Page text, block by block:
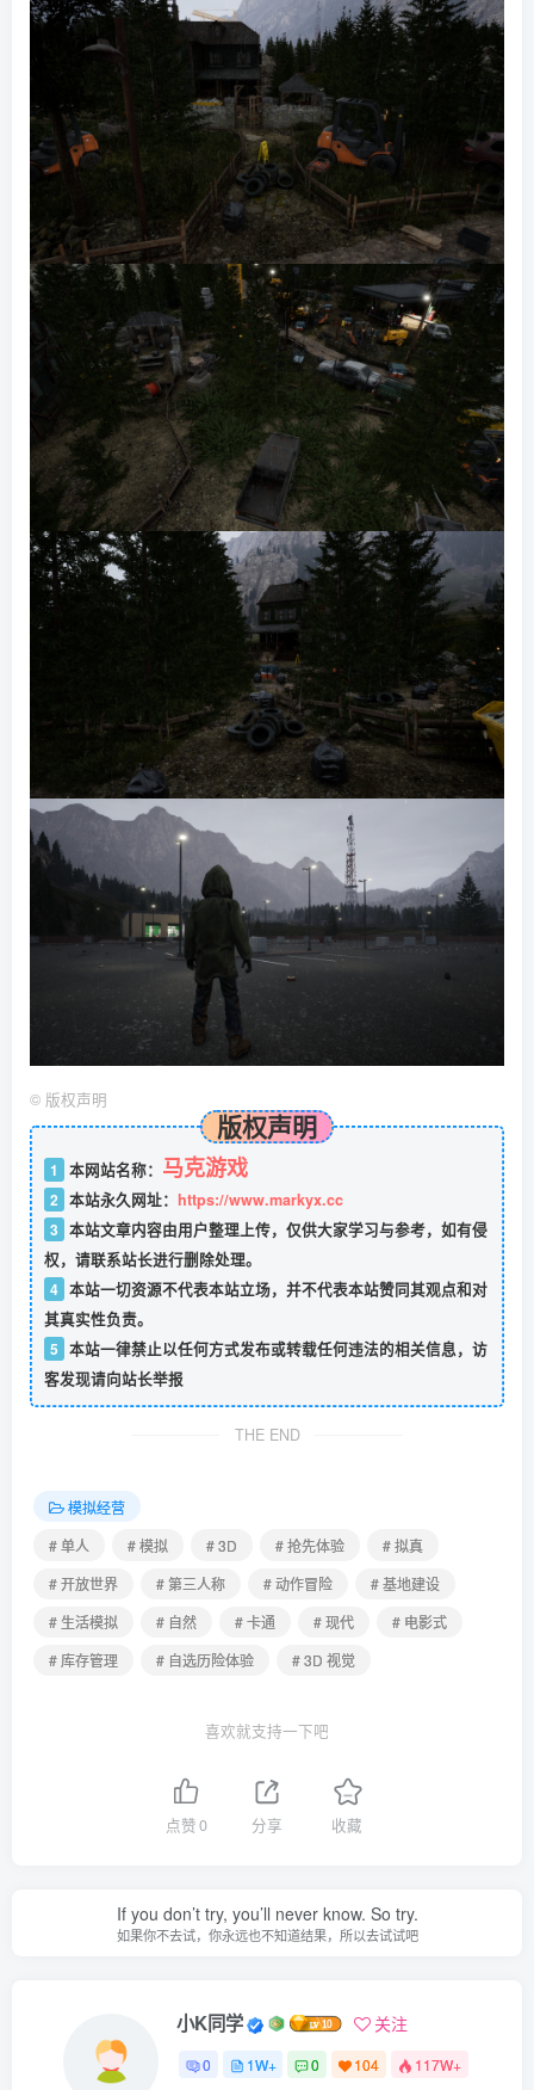
© 版权声明
版权声明
1 本网站名称： 马克游戏
2 本站永久网址： https://www.markyx.cc
3 本站文章内容由用户整理上传，仅供大家学习与参考，如有侵
权，请联系站长进行删除处理。
4 本站一切资源不代表本站立场，并不代表本站赞同其观点和对
其真实性负责。
5 本站一律禁止以任何方式发布或转载任何违法的相关信息，访
客发现请向站长举报
THE END
模拟经营
# 单人
# 模拟 # 3D # 抢先体验
# 拟真
# 开放世界
# 第三人称 # 动作冒险
# 基地建设
# 生活模拟
# 自然 # 卡通 # 现代
# 电影式
# 库存管理
# 自选历险体验 # 3D 视觉
喜欢就支持一下吧
点赞0 分享 收藏
If you don’t try, you’ll never know. So try.
如果你不去试，你永远也不知道结果，所以去试试吧
小K同学 关注
0 1W+ 0 104 117W+